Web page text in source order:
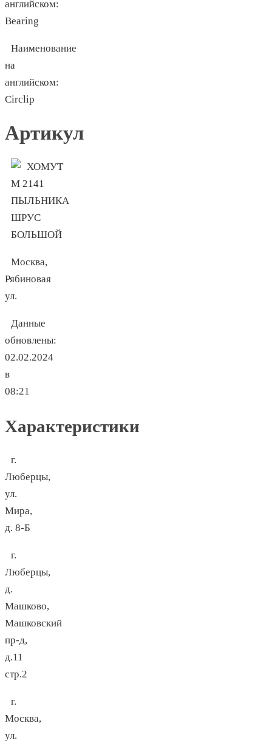
английском:
Bearing
Наименование
на
английском:
Circlip
Артикул
Москва,
Рябиновая
ул.
Данные
обновлены:
02.02.2024
в
08:21
Характеристики
г.
Люберцы,
ул.
Мира,
д. 8-Б
г.
Люберцы,
д.
Машково,
Машковский
пр-д,
д.11
стр.2
г.
Москва,
ул.